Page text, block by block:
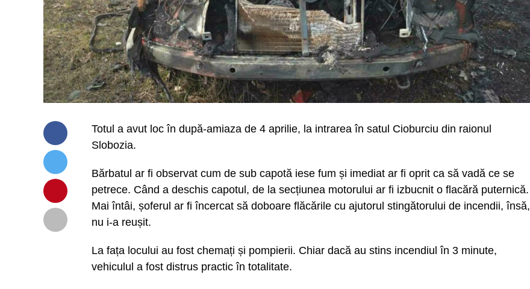
Totul a avut loc în după-amiaza de 4 aprilie, la intrarea în satul Cioburciu din raionul
Slobozia.
Bărbatul ar fi observat cum de sub capotă iese fum și imediat ar fi oprit ca să vadă ce se
petrece. Când a deschis capotul, de la secțiunea motorului ar fi izbucnit o flacără puternică.
Mai întâi, șoferul ar fi încercat să doboare flăcările cu ajutorul stingătorului de incendii, însă,
nu i-a reușit.
La fața locului au fost chemați și pompierii. Chiar dacă au stins incendiul în 3 minute,
vehiculul a fost distrus practic în totalitate.